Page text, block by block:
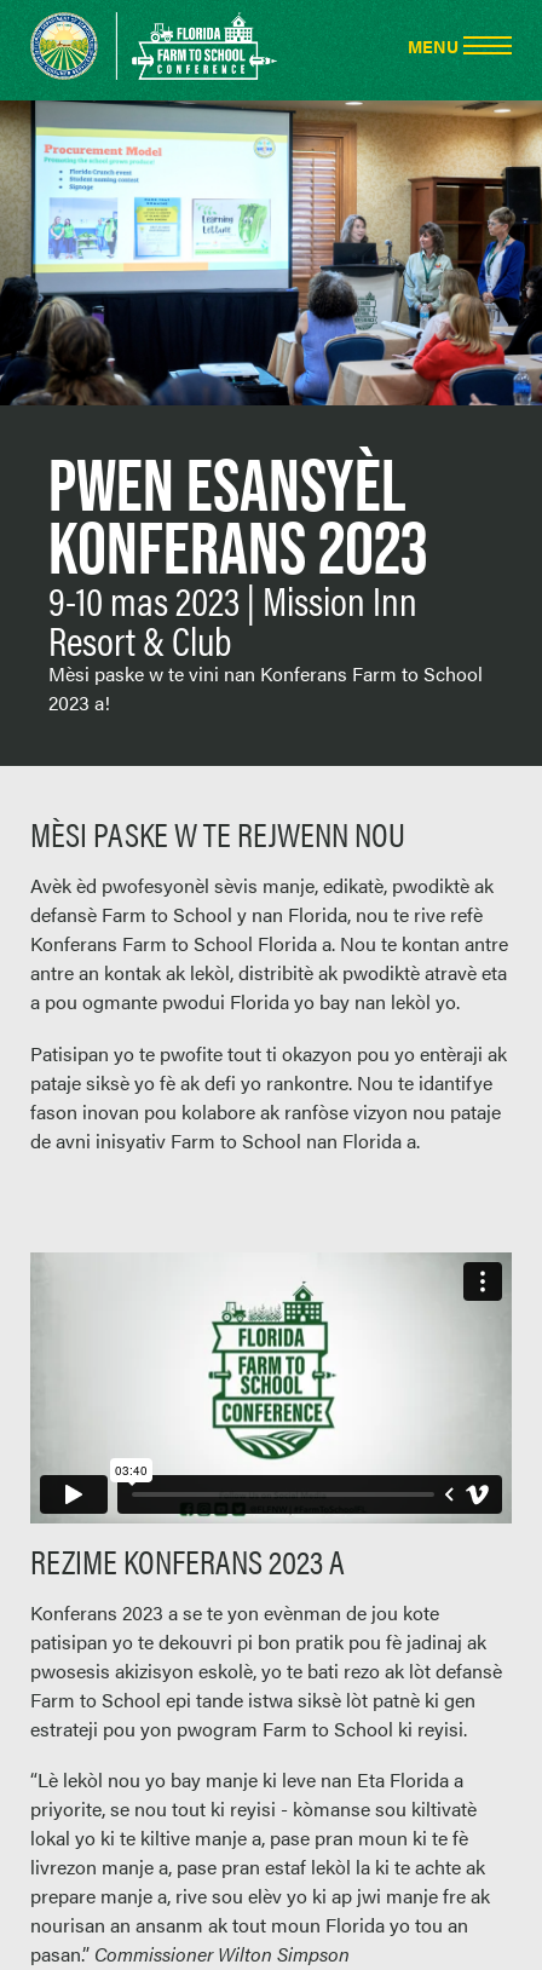
PWEN ESANSYÈL
KONFERANS 2023
9-10 mas 2023 | Mission Inn
Resort & Club
Mèsi paske w te vini nan Konferans Farm to School
2023 a!
MÈSI PASKE W TE REJWENN NOU
Avèk èd pwofesyonèl sèvis manje, edikatè, pwodiktè ak
defansè Farm to School y nan Florida, nou te rive refè
Konferans Farm to School Florida a. Nou te kontan antre
antre an kontak ak lekòl, distribitè ak pwodiktè atravè eta
a pou ogmante pwodui Florida yo bay nan lekòl yo.
Patisipan yo te pwofite tout ti okazyon pou yo entèraji ak
pataje siksè yo fè ak defi yo rankontre. Nou te idantifye
fason inovan pou kolabore ak ranfòse vizyon nou pataje
de avni inisyativ Farm to School nan Florida a.
REZIME KONFERANS 2023 A
Konferans 2023 a se te yon evènman de jou kote
patisipan yo te dekouvri pi bon pratik pou fè jadinaj ak
pwosesis akizisyon eskolè, yo te bati rezo ak lòt defansè
Farm to School epi tande istwa siksè lòt patnè ki gen
estrateji pou yon pwogram Farm to School ki reyisi.
“Lè lekòl nou yo bay manje ki leve nan Eta Florida a
priyorite, se nou tout ki reyisi - kòmanse sou kiltivatè
lokal yo ki te kiltive manje a, pase pran moun ki te fè
livrezon manje a, pase pran estaf lekòl la ki te achte ak
prepare manje a, rive sou elèv yo ki ap jwi manje fre ak
nourisan an ansanm ak tout moun Florida yo tou an
pasan.” Commissioner Wilton Simpson